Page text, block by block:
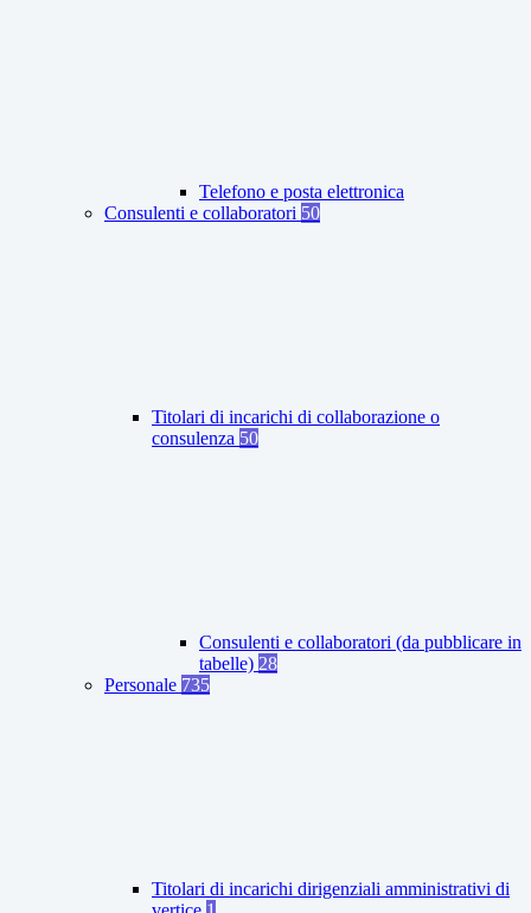
Telefono e posta elettronica
Consulenti e collaboratori 50
Titolari di incarichi di collaborazione o
consulenza 50
Consulenti e collaboratori (da pubblicare in
tabelle) 28
Personale 735
Titolari di incarichi dirigenziali amministrativi di